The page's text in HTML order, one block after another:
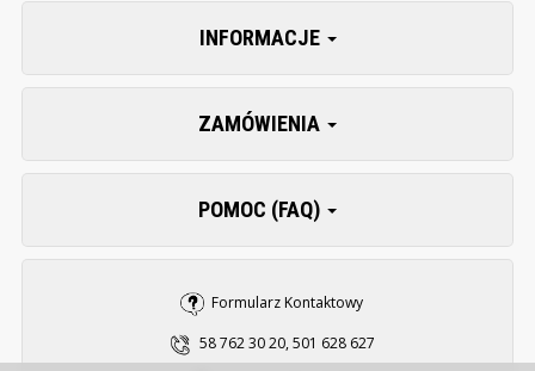
INFORMACJE
ZAMÓWIENIA
POMOC (FAQ)
Formularz Kontaktowy
58 762 30 20, 501 628 627